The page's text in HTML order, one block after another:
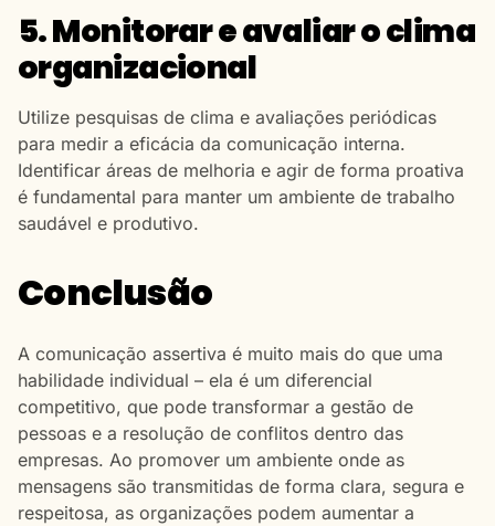
5. Monitorar e avaliar o clima
organizacional
Utilize pesquisas de clima e avaliações periódicas
para medir a eficácia da comunicação interna.
Identificar áreas de melhoria e agir de forma proativa
é fundamental para manter um ambiente de trabalho
saudável e produtivo.
Conclusão
A comunicação assertiva é muito mais do que uma
habilidade individual – ela é um diferencial
competitivo, que pode transformar a gestão de
pessoas e a resolução de conflitos dentro das
empresas. Ao promover um ambiente onde as
mensagens são transmitidas de forma clara, segura e
respeitosa, as organizações podem aumentar a